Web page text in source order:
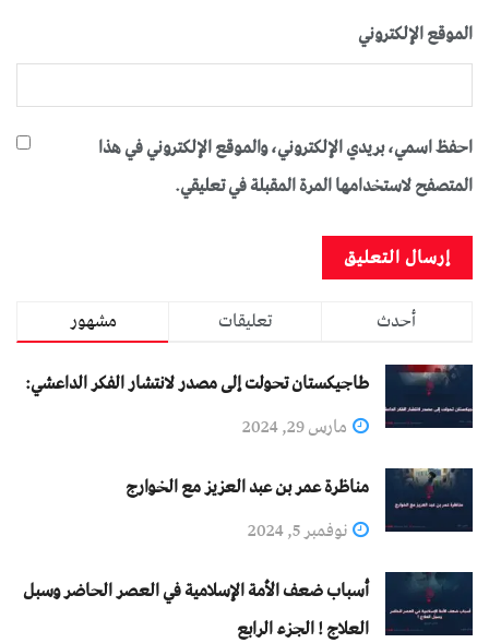
الموقع الإلكتروني
احفظ اسمي، بريدي الإلكتروني، والموقع الإلكتروني في هذا
المتصفح لاستخدامها المرة المقبلة في تعليقي.
مشهور تعليقات
أحدث
طاجيكستان تحولت إلى مصدر لانتشار الفكر الداعشي:
مارس 29, 2024
مناظرة عمر بن عبد العزيز مع الخوارج
نوفمبر 5, 2024
أسباب ضعف الأمة الإسلامية في العصر الحاضر وسبل
العلاج ! الجزء الرابع